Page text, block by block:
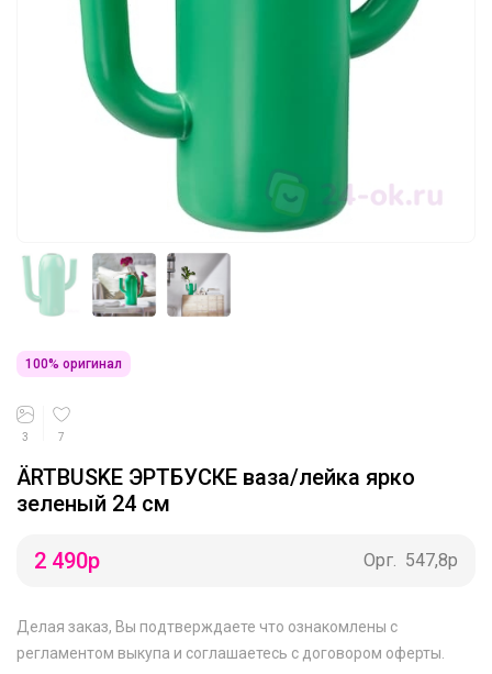
100% оригинал
3 7
ÄRTBUSKE ЭРТБУСКЕ ваза/лейка ярко
зеленый 24 см
2 490р Орг. 547,8р
Делая заказ, Вы подтверждаете что ознакомлены с
регламентом выкупа и соглашаетесь с договором оферты